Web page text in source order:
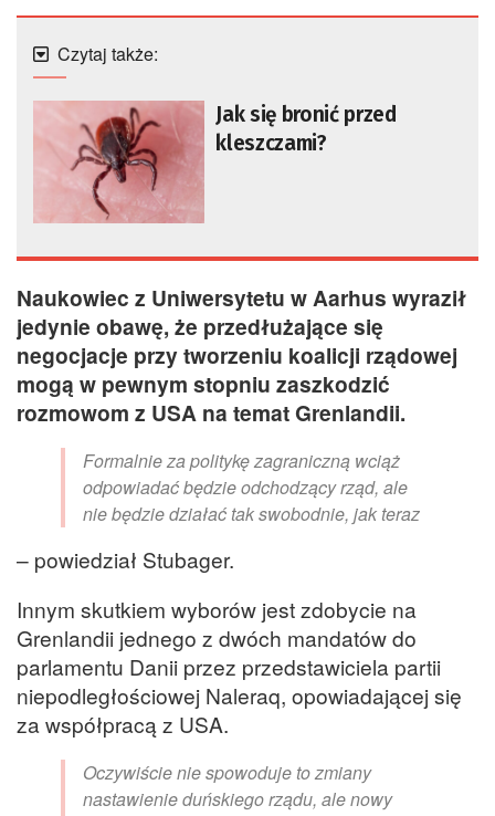
Czytaj także:
Jak się bronić przed
kleszczami?
Naukowiec z Uniwersytetu w Aarhus wyraził
jedynie obawę, że przedłużające się
negocjacje przy tworzeniu koalicji rządowej
mogą w pewnym stopniu zaszkodzić
rozmowom z USA na temat Grenlandii.
Formalnie za politykę zagraniczną wciąż
odpowiadać będzie odchodzący rząd, ale
nie będzie działać tak swobodnie, jak teraz
– powiedział Stubager.
Innym skutkiem wyborów jest zdobycie na
Grenlandii jednego z dwóch mandatów do
parlamentu Danii przez przedstawiciela partii
niepodległościowej Naleraq, opowiadającej się
za współpracą z USA.
Oczywiście nie spowoduje to zmiany
nastawienie duńskiego rządu, ale nowy